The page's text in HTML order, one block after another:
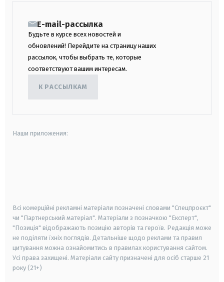
E-mail-рассылка
Будьте в курсе всех новостей и
обновлений! Перейдите на страницу наших
рассылок, чтобы выбрать те, которые
соответствуют вашим интересам.
К РАССЫЛКАМ
Наши приложения:
Всі комерційні рекламні матеріали позначені словами "Спецпроєкт"
чи "Партнерський матеріал". Матеріали з позначкою "Експерт",
"Позиція" відображають позицію авторів та героїв. Редакція може
не поділяти їхніх поглядів. Детальніше щодо реклами та правил
цитування можна ознайомитись в правилах користування сайтом.
Усі права захищені. Матеріали сайту призначені для осіб старше 21
року (21+)